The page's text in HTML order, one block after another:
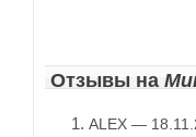
Отзывы на
ALEX —